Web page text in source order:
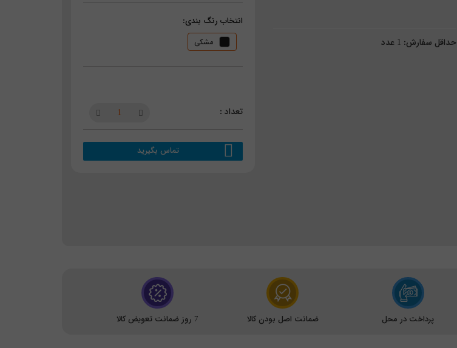
حداقل سفارش: 1 عدد
انتخاب رنگ بندی:
مشکی
تماس بگیرید
پرداخت در محل ضمانت اصل بودن کالا 7 روز ضمانت تعویض کالا